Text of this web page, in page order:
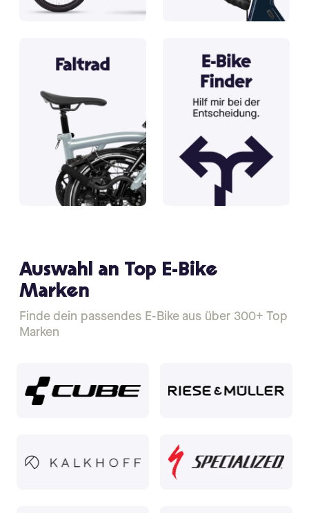
Auswahl an Top E-Bike
Marken
Finde dein passendes E-Bike aus über 300+ Top
Marken